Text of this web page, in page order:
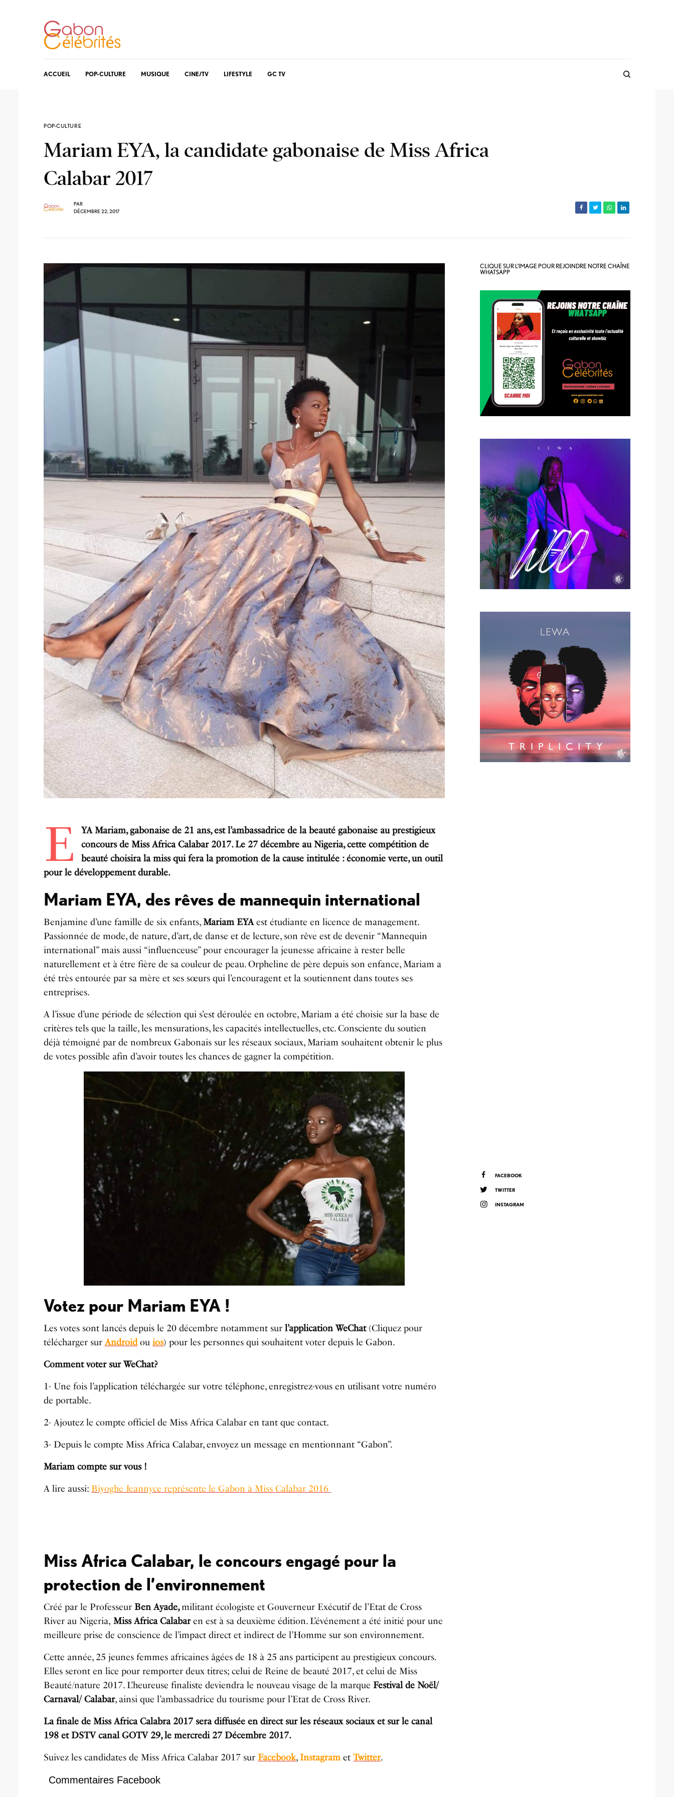
ACCUEIL POP-CULTURE MUSIQUE CINE/TV LIFESTYLE GC TV
POP-CULTURE
Mariam EYA, la candidate gabonaise de Miss Africa
Calabar 2017
PAR
DÉCEMBRE 22, 2017
E
YA Mariam, gabonaise de 21 ans, est l’ambassadrice de la beauté gabonaise au prestigieux
concours de Miss Africa Calabar 2017. Le 27 décembre au Nigeria, cette compétition de
beauté choisira la miss qui fera la promotion de la cause intitulée : économie verte, un outil
pour le développement durable.
Mariam EYA, des rêves de mannequin international
Benjamine d’une famille de six enfants,Mariam EYAest étudiante en licence de management.
Passionnée de mode, de nature, d’art, de danse et de lecture, son rêve est de devenir “Mannequin
international” mais aussi “influenceuse” pour encourager la jeunesse africaine à rester belle
naturellement et à être fière de sa couleur de peau. Orpheline de père depuis son enfance, Mariam a
été très entourée par sa mère et ses sœurs qui l’encouragent et la soutiennent dans toutes ses
entreprises.
A l’issue d’une période de sélection qui s’est déroulée en octobre, Mariam a été choisie sur la base de
critères tels que la taille, les mensurations, les capacités intellectuelles, etc. Consciente du soutien
déjà témoigné par de nombreux Gabonais sur les réseaux sociaux, Mariam souhaitent obtenir le plus
de votes possible afin d’avoir toutes les chances de gagner la compétition.
Votez pour Mariam EYA !
Les votes sont lancés depuis le 20 décembre notamment surl’application WeChat (Cliquez pour
télécharger surAndroidouios) pour les personnes qui souhaitent voter depuis le Gabon.
Comment voter sur WeChat?
1-Une fois l’application téléchargée sur votre téléphone, enregistrez-vous en utilisant votre numéro
de portable.
2- Ajoutez le compte officiel de Miss Africa Calabar en tant que contact.
3- Depuis le compte Miss Africa Calabar, envoyez un message en mentionnant “Gabon”.
Mariam compte sur vous !
A lire aussi: Biyoghe Jeannyce représente le Gabon à Miss Calabar 2016
Miss Africa Calabar, le concours engagé pour la
protection de l’environnement
Créé par le Professeur Ben Ayade,militant écologiste et Gouverneur Exécutif de l’Etat de Cross
River au Nigeria, Miss Africa Calabaren est à sa deuxième édition. L’événement a été initié pour une
meilleure prise de conscience de l’impact direct et indirect de l’Homme sur son environnement.
Cette année, 25 jeunes femmes africaines âgées de 18 à 25 ans participent au prestigieux concours.
Elles seront en lice pour remporter deux titres; celui de Reine de beauté 2017, et celui de Miss
Beauté/nature 2017. L’heureuse finaliste deviendra le nouveau visage de la marque Festival de Noël/
Carnaval/ Calabar, ainsi que l’ambassadrice du tourisme pour l’Etat de Cross River.
La finale de Miss Africa Calabra 2017 sera diffusée en direct sur les réseaux sociaux et sur le canal
198 et DSTV canal GOTV 29, le mercredi 27 Décembre 2017.
Suivez les candidates de Miss Africa Calabar 2017 sur Facebook, InstagrametTwitter.
Commentaires Facebook
CLIQUE SUR L’IMAGE POUR REJOINDRE NOTRE CHAÎNE
WHATSAPP
FACEBOOK
TWITTER
INSTAGRAM